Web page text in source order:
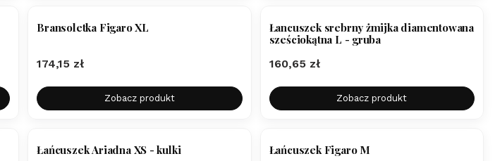
Bransoletka Figaro XL
Cena
174,15 zł
Zobacz produkt
Łancuszek srebrny żmijka diamentowana
sześciokątna L - gruba
Cena
160,65 zł
Zobacz produkt
Łańcuszek Ariadna XS - kulki Łańcuszek Figaro M